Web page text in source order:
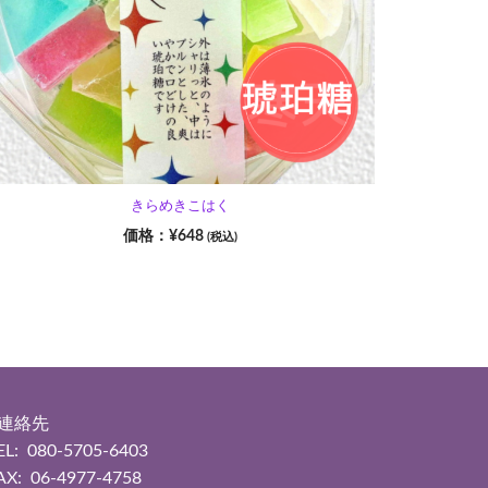
きらめきこはく
¥648 (税込)
絡先
080-5705-6403
06-4977-4758